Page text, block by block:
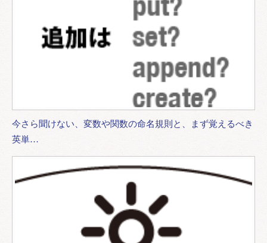
今さら聞けない、変数や関数の命名規則と、まず覚えるべき
英単…